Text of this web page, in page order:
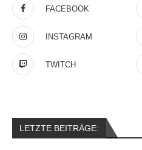
FACEBOOK
INSTAGRAM
TWITCH
LETZTE BEITRÄGE: